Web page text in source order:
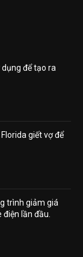
để tạo ra
giết vợ để
trình giảm giá
lần đầu.